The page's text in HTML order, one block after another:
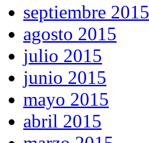
septiembre 2015
agosto 2015
julio 2015
junio 2015
mayo 2015
abril 2015